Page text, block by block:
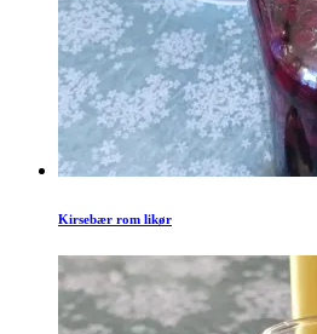
Kirsebær rom likør